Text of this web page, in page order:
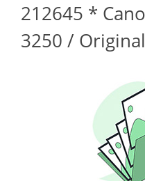
212645 *
3250 /